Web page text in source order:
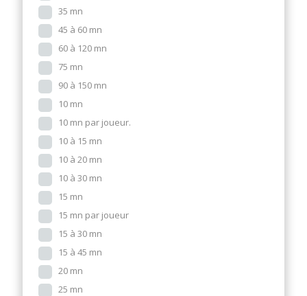
35 mn
45 à 60 mn
60 à 120 mn
75 mn
90 à 150 mn
10 mn
10 mn par joueur.
10 à 15 mn
10 à 20 mn
10 à 30 mn
15 mn
15 mn par joueur
15 à 30 mn
15 à 45 mn
20 mn
25 mn